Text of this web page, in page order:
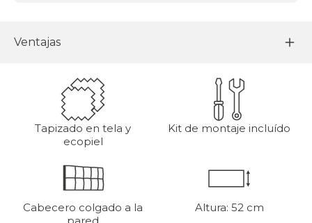
Ventajas
Tapizado en tela y
ecopiel
Kit de montaje incluído
Cabecero colgado a la
pared
Altura: 52 cm